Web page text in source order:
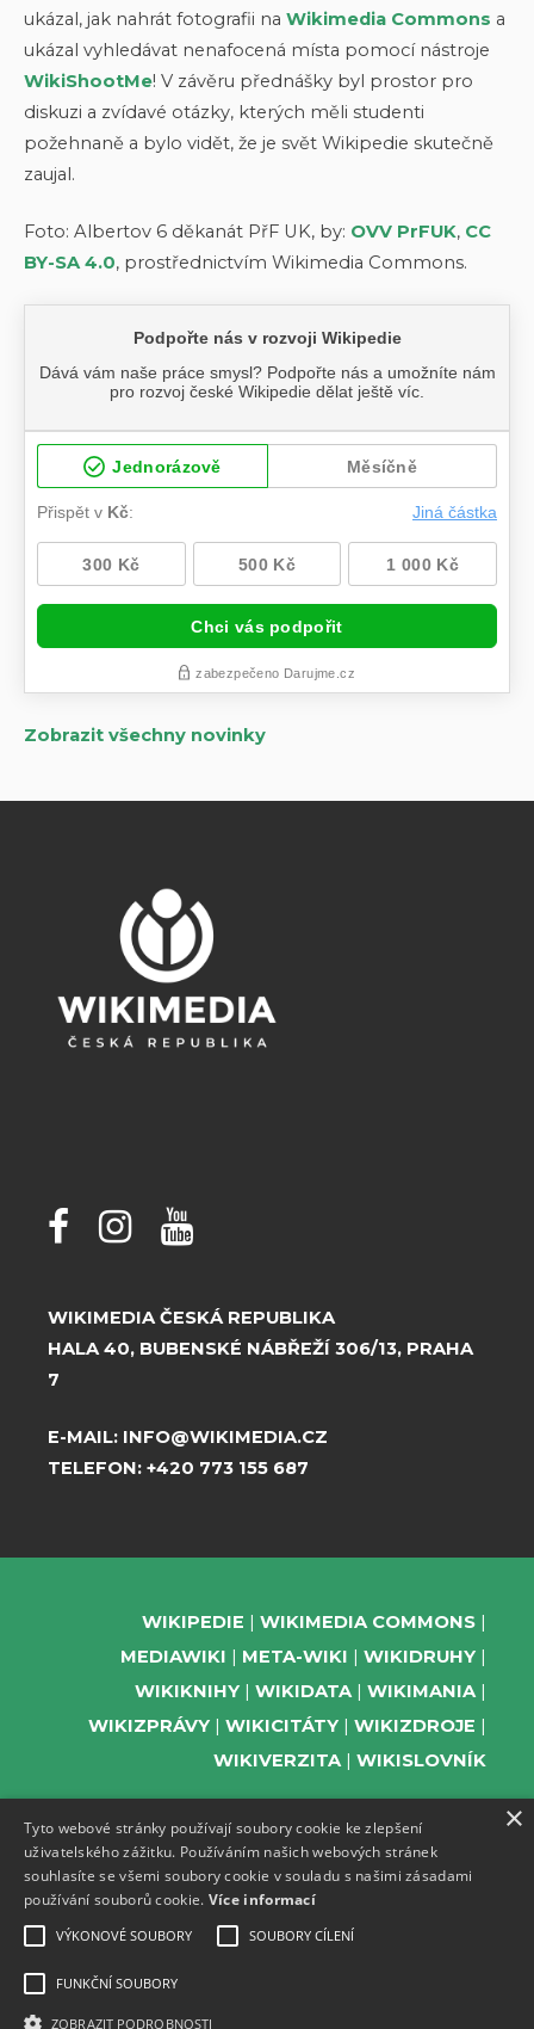
ukázal, jak nahrát fotografii na Wikimedia Commons a
ukázal vyhledávat nenafocená místa pomocí nástroje
WikiShootMe! V závěru přednášky byl prostor pro
diskuzi a zvídavé otázky, kterých měli studenti
požehnaně a bylo vidět, že je svět Wikipedie skutečně
zaujal.
Foto: Albertov 6 děkanát PřF UK, by: OVV PrFUK, CC
BY-SA 4.0, prostřednictvím Wikimedia Commons.
Zobrazit všechny novinky
WIKIMEDIA ČESKÁ REPUBLIKA
HALA 40, BUBENSKÉ NÁBŘEŽÍ 306/13, PRAHA
7
E-MAIL: INFO@WIKIMEDIA.CZ
TELEFON: +420 773 155 687
WIKIPEDIE
WIKIMEDIA COMMONS
MEDIAWIKI
META-WIKI
WIKIDRUHY
WIKIKNIHY
WIKIDATA
WIKIMANIA
WIKIZPRÁVY
WIKICITÁTY
WIKIZDROJE
WIKIVERZITA
WIKISLOVNÍK
PODPOŘTE NÁS
ODEBÍREJTE NEWSLETTER
TELEGRAM UDÁLOSTÍ WMČR
×
Tyto webové stránky používají soubory cookie ke zlepšení
uživatelského zážitku. Používáním našich webových stránek
souhlasíte se všemi soubory cookie v souladu s našimi zásadami
používání souborů cookie. Více informací
VÝKONOVÉ SOUBORY SOUBORY CÍLENÍ
FUNKČNÍ SOUBORY
ZOBRAZIT PODROBNOSTI